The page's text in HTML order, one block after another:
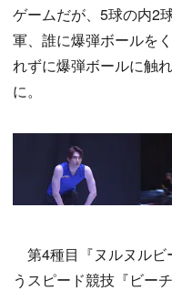
ゲームだが、5球の内2
軍、誰に爆弾ボールを
れずに爆弾ボールに触
に。
第4種目『ヌルヌルビ
うスピード競技『ビー